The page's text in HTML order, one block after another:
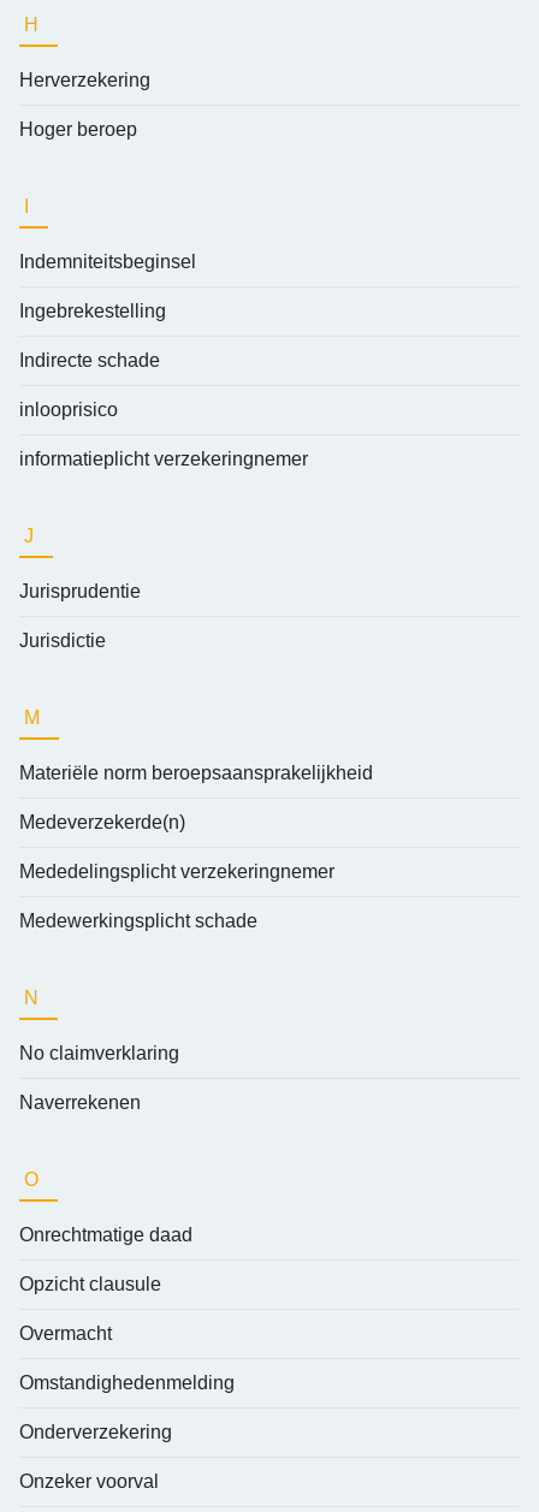
H
Herverzekering
Hoger beroep
Indemniteitsbeginsel
Ingebrekestelling
Indirecte schade
inlooprisico
informatieplicht verzekeringnemer
J
Jurisprudentie
Jurisdictie
M
Materiële norm beroepsaansprakelijkheid
Medeverzekerde(n)
Mededelingsplicht verzekeringnemer
Medewerkingsplicht schade
N
No claimverklaring
Naverrekenen
O
Onrechtmatige daad
Opzicht clausule
Overmacht
Omstandighedenmelding
Onderverzekering
Onzeker voorval